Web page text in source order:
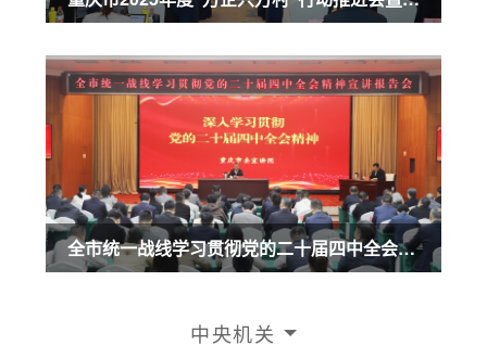
全市统一战线学习贯彻党的二十届四中全会精神宣讲报告会召开 商奎作宣讲报告
中央机关